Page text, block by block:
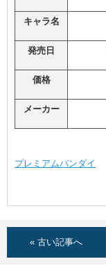
キャラ名
発売日
価格
メーカー
プレミアムバンダイ
« 古い記事へ